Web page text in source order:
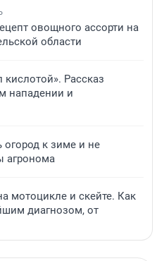
овощного ассорти на
области
Рассказ
нападении и
огород к зиме и не
агронома
мотоцикле и скейте. Как
диагнозом, от